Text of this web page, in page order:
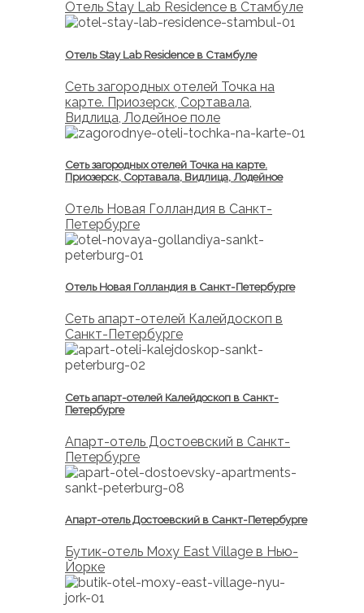
Отель Stay Lab Residence в Стамбуле
Отель Stay Lab Residence в Стамбуле
Сеть загородных отелей Точка на
карте. Приозерск, Сортавала,
Видлица, Лодейное поле
Сеть загородных отелей Точка на карте.
Приозерск, Сортавала, Видлица, Лодейное
Отель Новая Голландия в Санкт-
Петербурге
Отель Новая Голландия в Санкт-Петербурге
Сеть апарт-отелей Калейдоскоп в
Санкт-Петербурге
Сеть апарт-отелей Калейдоскоп в Санкт-
Петербурге
Апарт-отель Достоевский в Санкт-
Петербурге
Апарт-отель Достоевский в Санкт-Петербурге
Бутик-отель Moxy East Village в Нью-
Йорке